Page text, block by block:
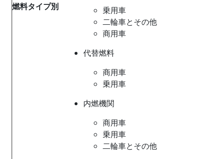
燃料タイプ別
乗用車
二輪車とその他
商用車
代替燃料
商用車
乗用車
内燃機関
商用車
乗用車
二輪車とその他